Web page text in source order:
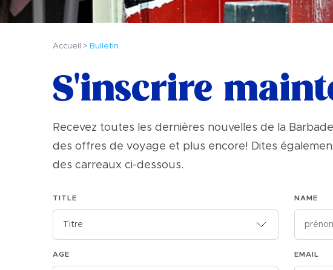
Accueil Bulletin
S'inscrire
Recevez toutes les dernières nouvelles de la
des offres de voyage et plus encore! Dites
des carreaux ci-dessous.
TITLE NAME
AGE EMAIL